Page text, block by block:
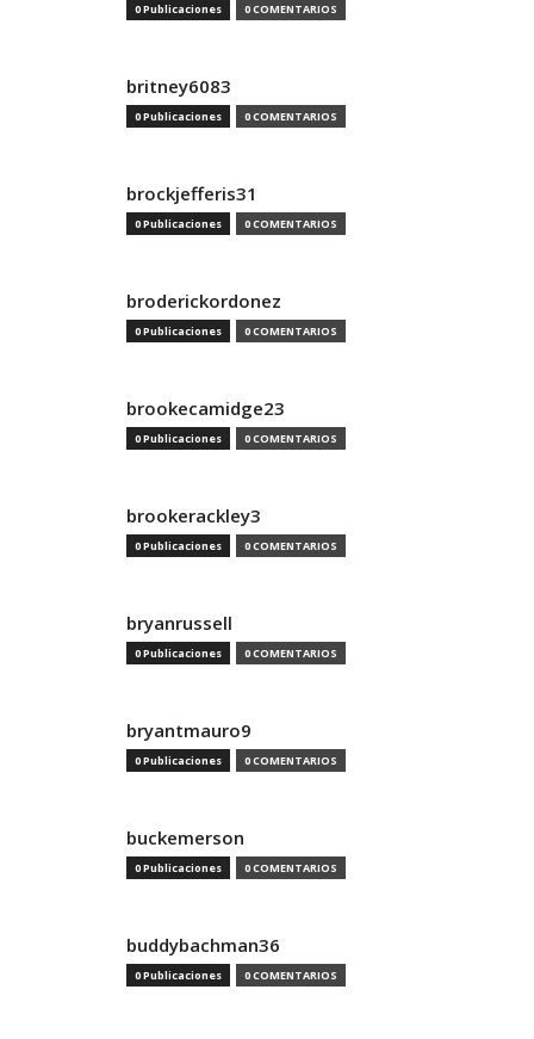
0 Publicaciones 0 COMENTARIOS
britney6083
0 Publicaciones 0 COMENTARIOS
brockjefferis31
0 Publicaciones 0 COMENTARIOS
broderickordonez
0 Publicaciones 0 COMENTARIOS
brookecamidge23
0 Publicaciones 0 COMENTARIOS
brookerackley3
0 Publicaciones 0 COMENTARIOS
bryanrussell
0 Publicaciones 0 COMENTARIOS
bryantmauro9
0 Publicaciones 0 COMENTARIOS
buckemerson
0 Publicaciones 0 COMENTARIOS
buddybachman36
0 Publicaciones 0 COMENTARIOS